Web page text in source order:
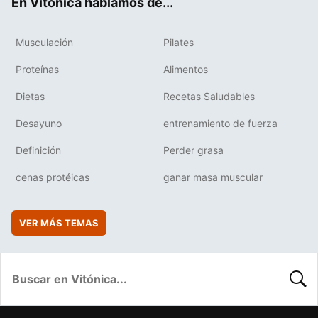
Musculación Pilates
Proteínas Alimentos
Dietas Recetas Saludables
Desayuno entrenamiento de fuerza
Definición Perder grasa
cenas protéicas ganar masa muscular
VER MÁS TEMAS